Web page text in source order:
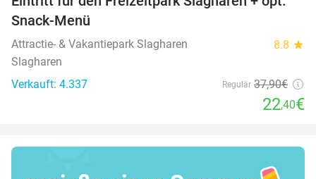
41%
Snack-Menü
Attractie- & Vakantiepark Slagharen 8.8 star
Slagharen
Verkauft: 4.337
Regulär 37,90€
22,40€